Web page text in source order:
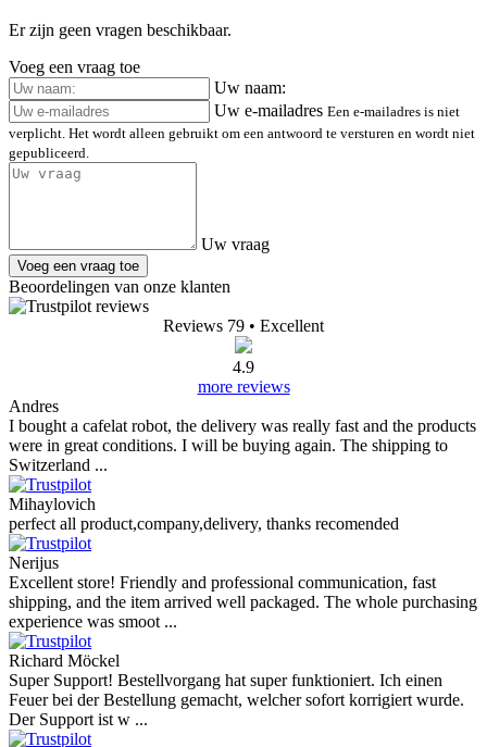
Er zijn geen vragen beschikbaar.
Voeg een vraag toe
Uw naam:
Uw e-mailadres Een e-mailadres is niet
verplicht. Het wordt alleen gebruikt om een antwoord te versturen en wordt niet
gepubliceerd.
Uw vraag
Voeg een vraag toe
Beoordelingen van onze klanten
Reviews 79 • Excellent
4.9
more reviews
Andres
I bought a cafelat robot, the delivery was really fast and the products
were in great conditions. I will be buying again. The shipping to
Switzerland ...
Mihaylovich
perfect all product,company,delivery, thanks recomended
Nerijus
Excellent store! Friendly and professional communication, fast
shipping, and the item arrived well packaged. The whole purchasing
experience was smoot ...
Richard Möckel
Super Support! Bestellvorgang hat super funktioniert. Ich einen
Feuer bei der Bestellung gemacht, welcher sofort korrigiert wurde.
Der Support ist w ...